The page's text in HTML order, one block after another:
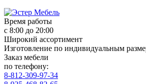
Время работы
с 8:00 до 20:00
Широкий ассортимент
Изготовление по индивидуальным
Заказ мебели
по телефону:
8-812-309-97-34